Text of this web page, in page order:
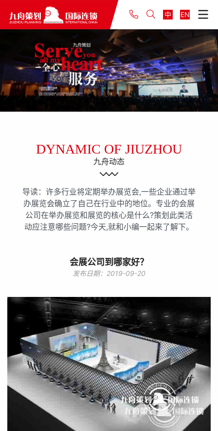
中 EN
DYNAMIC OF JIUZHOU
九舟动态
导读：许多行业将定期举办展览会,一些企业通过举
办展览会确立了自己在行业中的地位。专业的会展
公司在举办展览和展览的核心是什么?策划此类活
动应注意哪些问题?今天,就和小编一起来了解下。
会展公司到哪家好？
发布日期：2019-09-20